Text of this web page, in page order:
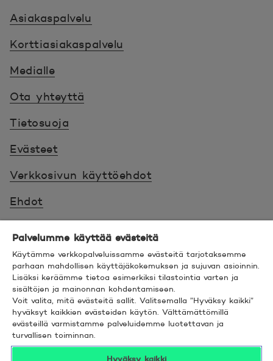
Asiakaspalvelu
Korttiasiakaspalvelu
Medialle
Ota yhteyttä
Tietosuoja
Evästeet
Verkkosivun käyttöehdot
Ehdot
Saavutettavuus
Hyödyllistä tietää
© 2026 POP Pankki,Hevosenkenkä 3, 02600
ESPOO
Palvelumme käyttää evästeitä
Käytämme verkkopalveluissamme evästeitä tarjotaksemme
parhaan mahdollisen käyttäjäkokemuksen ja sujuvan asioinnin.
Lisäksi keräämme tietoa esimerkiksi tilastointia varten ja
sisältöjen ja mainonnan kohdentamiseen.
Voit valita, mitä evästeitä sallit. Valitsemalla ”Hyväksy kaikki”
hyväksyt kaikkien evästeiden käytön. Välttämättömillä
evästeillä varmistamme palveluidemme luotettavan ja
turvallisen toiminnan.
Hyväksy kaikki